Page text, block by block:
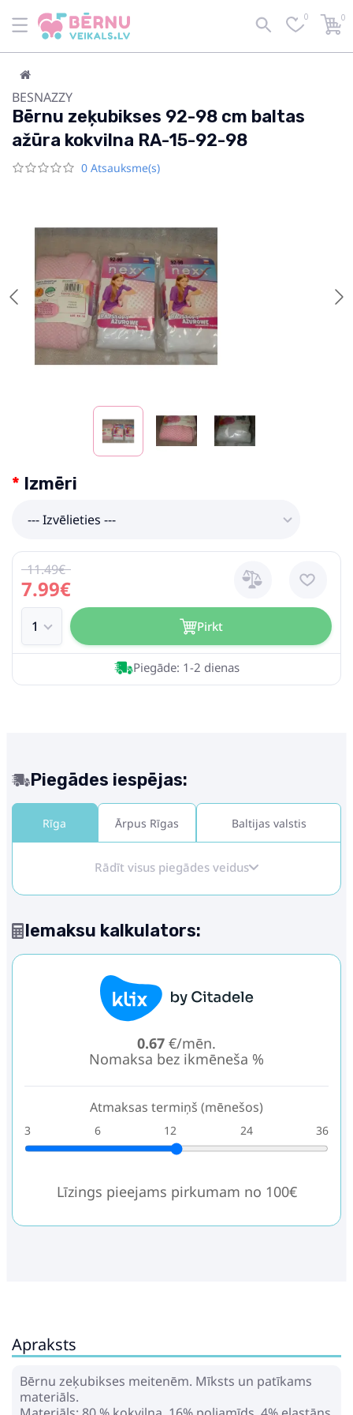
0 0
BESNAZZY
Bērnu zeķubikses 92-98 cm baltas
ažūra kokvilna RA-15-92-98
0 Atsauksme(s)
Izmēri
--- Izvēlieties ---
7.99€
11.49€
Pirkt
Piegāde: 1-2 dienas
Piegādes iespējas:
Rīga Ārpus Rīgas Baltijas valstis
Rādīt visus piegādes veidus
Iemaksu kalkulators:
0.67 €/mēn.
Nomaksa bez ikmēneša %
Atmaksas termiņš (mēnešos)
3 6 12 24 36
Līzings pieejams pirkumam no 100€
Apraksts
Bērnu zeķubikses meitenēm. Mīksts un patīkams
materiāls.